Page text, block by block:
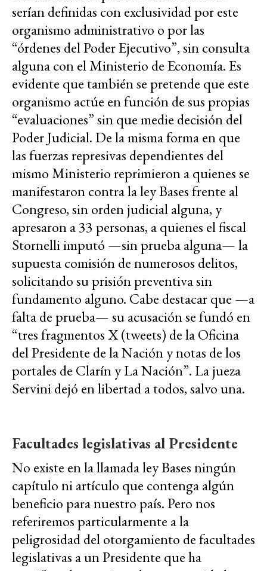
serían definidas con exclusividad por este
organismo administrativo o por las
“órdenes del Poder Ejecutivo”, sin consulta
alguna con el Ministerio de Economía. Es
evidente que también se pretende que este
organismo actúe en función de sus propias
“evaluaciones” sin que medie decisión del
Poder Judicial. De la misma forma en que
las fuerzas represivas dependientes del
mismo Ministerio reprimieron a quienes se
manifestaron contra la ley Bases frente al
Congreso, sin orden judicial alguna, y
apresaron a 33 personas, a quienes el fiscal
Stornelli imputó —sin prueba alguna— la
supuesta comisión de numerosos delitos,
solicitando su prisión preventiva sin
fundamento alguno. Cabe destacar que —a
falta de prueba— su acusación se fundó en
“tres fragmentos X (tweets) de la Oficina
del Presidente de la Nación y notas de los
portales de Clarín y La Nación”. La jueza
Servini dejó en libertad a todos, salvo una.
Facultades legislativas al Presidente
No existe en la llamada ley Bases ningún
capítulo ni artículo que contenga algún
beneficio para nuestro país. Pero nos
referiremos particularmente a la
peligrosidad del otorgamiento de facultades
legislativas a un Presidente que ha